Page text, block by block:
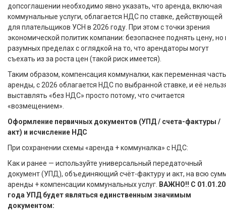
допсоглашении необходимо явно указать, что аренда, включая
коммунальные услуги, облагается НДС по ставке, действующей
для плательщиков УСН в 2026 году. При этом с точки зрения
экономической политик компании: безопаснее поднять цену, но
разумных пределах с оглядкой на то, что арендаторы могут
съехать из за роста цен (такой риск имеется).
Таким образом, компенсация коммуналки, как переменная часть
аренды, с 2026 облагается НДС по выбранной ставке, и её
выставлять «без НДС» просто потому, что считается
«возмещением».
Оформление первичных документов (УПД / счета-фактуры /
акт) и исчисление НДС
При сохранении схемы «аренда + коммуналка» с НДС:
Как и ранее — используйте универсальный передаточный
документ (УПД), объединяющий счёт-фактуру и акт, на всю
аренды + компенсации коммунальных услуг. ВАЖНО!! С
года УПД будет являться единственным значимым
документом: